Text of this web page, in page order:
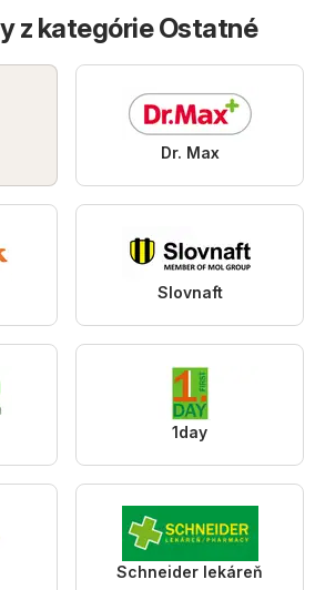
z kategórie Ostatné
Dr. Max
Slovnaft
1day
Schneider lekáreň